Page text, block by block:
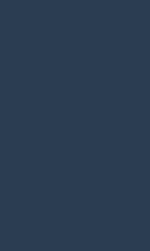
בית אשר
ויחסוך לך זמן